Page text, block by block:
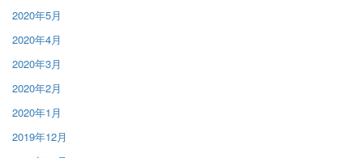
2020年5月
2020年4月
2020年3月
2020年2月
2020年1月
2019年12月